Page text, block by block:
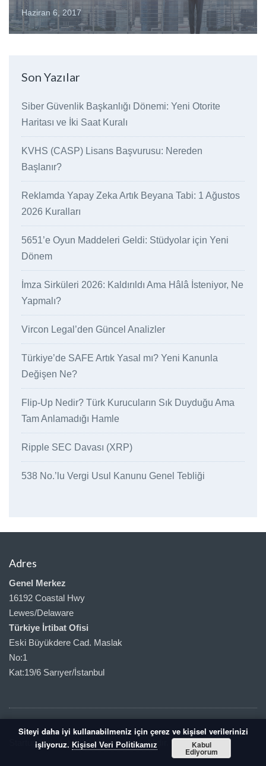
Haziran 6, 2017
Son Yazılar
Siber Güvenlik Başkanlığı Dönemi: Yeni Otorite
Haritası ve İki Saat Kuralı
KVHS (CASP) Lisans Başvurusu: Nereden
Başlanır?
Reklamda Yapay Zeka Artık Beyana Tabi: 1 Ağustos
2026 Kuralları
5651’e Oyun Maddeleri Geldi: Stüdyolar için Yeni
Dönem
İmza Sirküleri 2026: Kaldırıldı Ama Hâlâ İsteniyor, Ne
Yapmalı?
Vircon Legal’den Güncel Analizler
Türkiye’de SAFE Artık Yasal mı? Yeni Kanunla
Değişen Ne?
Flip-Up Nedir? Türk Kurucuların Sık Duyduğu Ama
Tam Anlamadığı Hamle
Ripple SEC Davası (XRP)
538 No.’lu Vergi Usul Kanunu Genel Tebliği
Adres
Genel Merkez
16192 Coastal Hwy
Lewes/Delaware
Türkiye İrtibat Ofisi
Eski Büyükdere Cad. Maslak
No:1
Kat:19/6 Sarıyer/İstanbul
Startup Hukuku 2018 | Her hakkı saklıdır.
Siteyi daha iyi kullanabilmeniz için çerez ve kişisel verilerinizi
işliyoruz. Kişisel Veri Politikamız Kabul
Ediyorum